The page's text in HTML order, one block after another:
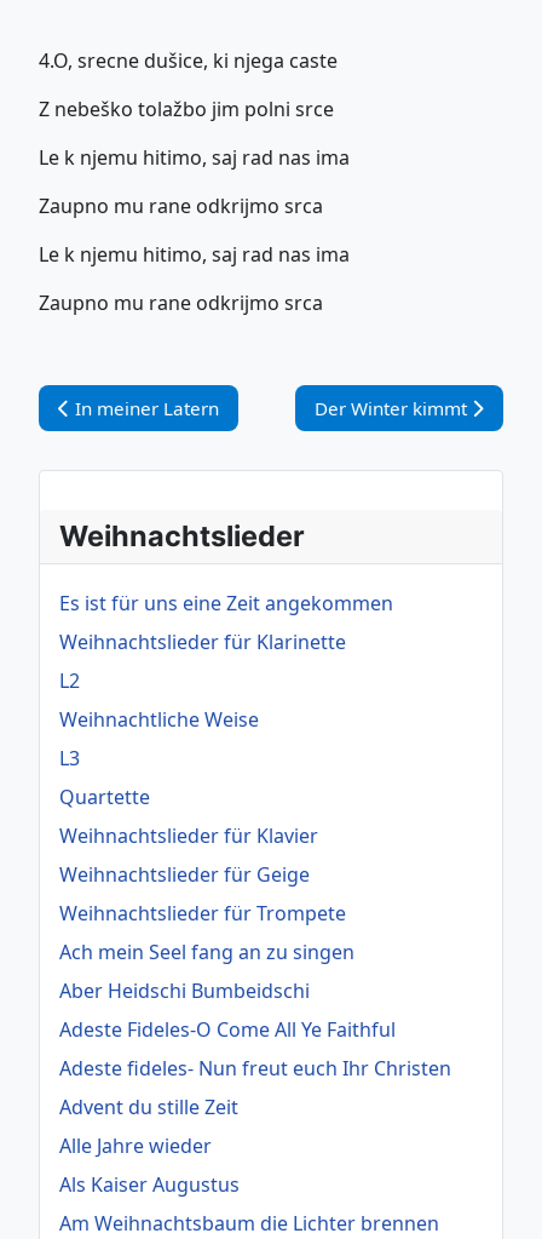
4.O, srecne dušice, ki njega caste
Z nebeško tolažbo jim polni srce
Le k njemu hitimo, saj rad nas ima
Zaupno mu rane odkrijmo srca
Le k njemu hitimo, saj rad nas ima
Zaupno mu rane odkrijmo srca
Vorheriger Beitrag: In meiner Latern
In meiner Latern Nächster Beitrag: Der
Der Winter kimmt
Weihnachtslieder
Es ist für uns eine Zeit angekommen
Weihnachtslieder für Klarinette
L2
Weihnachtliche Weise
L3
Quartette
Weihnachtslieder für Klavier
Weihnachtslieder für Geige
Weihnachtslieder für Trompete
Ach mein Seel fang an zu singen
Aber Heidschi Bumbeidschi
Adeste Fideles-O Come All Ye Faithful
Adeste fideles- Nun freut euch Ihr Christen
Advent du stille Zeit
Alle Jahre wieder
Als Kaiser Augustus
Am Weihnachtsbaum die Lichter brennen